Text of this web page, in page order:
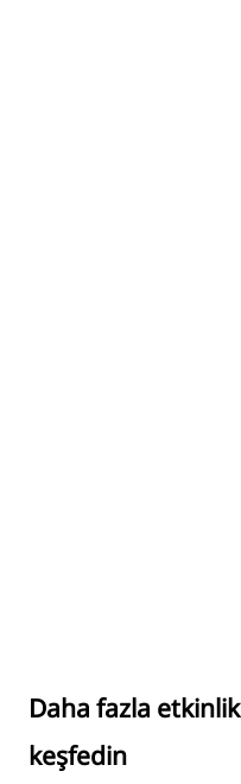
Daha fazla etkinlik
keşfedin